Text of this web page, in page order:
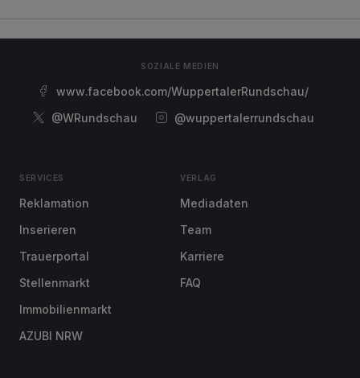
SOZIALE MEDIEN
www.facebook.com/WuppertalerRundschau/
@WRundschau
@wuppertalerrundschau
SERVICES
Reklamation
Inserieren
Trauerportal
Stellenmarkt
Immobilienmarkt
AZUBI NRW
VERLAG
Mediadaten
Team
Karriere
FAQ